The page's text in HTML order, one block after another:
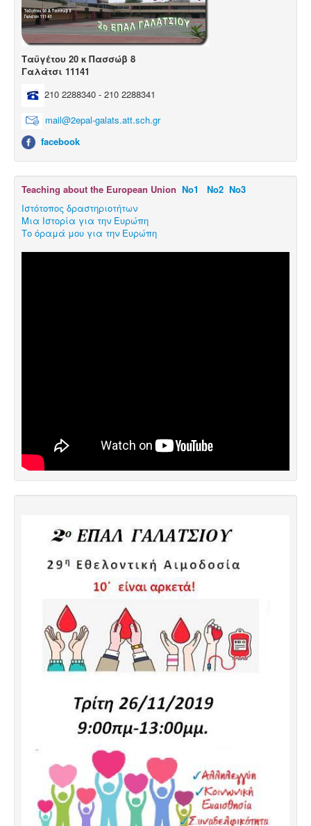
Ταϋγέτου 20 κ Πασσώβ 8
Γαλάτσι 11141
210 2288340 - 210 2288341
mail@2epal-galats.att.sch.gr
facebook
Teaching about the European Union Νο1 Νο2 Νο3
Ιστότοπος δραστηριοτήτων
Μια Ιστορία για την Ευρώπη
Το όραμά μου για την Ευρώπη